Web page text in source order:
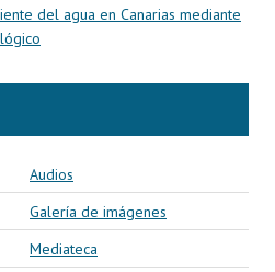
del agua en Canarias mediante
Audios
Galería de imágenes
Mediateca